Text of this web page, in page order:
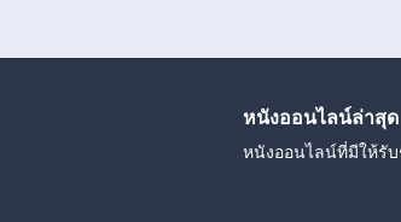
หนังออนไลน์ล่าสุด
หนังออนไลน์ที่มีให้รั